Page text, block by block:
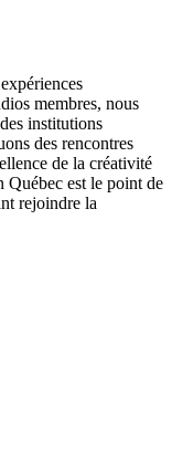
membres, nous
institutions
des rencontres
de la créativité
Québec est le point de
rejoindre la